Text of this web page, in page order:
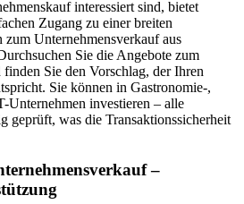
interessiert sind, bietet
Zugang zu einer breiten
Unternehmensverkauf aus
Sie die Angebote zum
Sie den Vorschlag, der Ihren
Sie können in Gastronomie-,
Unternehmen investieren – alle
geprüft, was die Transaktionssicherheit
–